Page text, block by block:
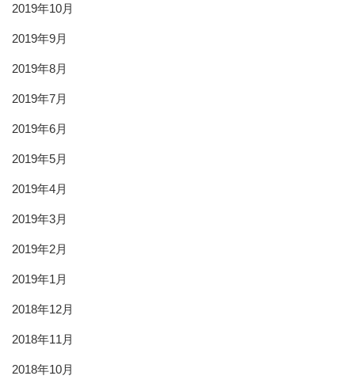
2019年10月
2019年9月
2019年8月
2019年7月
2019年6月
2019年5月
2019年4月
2019年3月
2019年2月
2019年1月
2018年12月
2018年11月
2018年10月